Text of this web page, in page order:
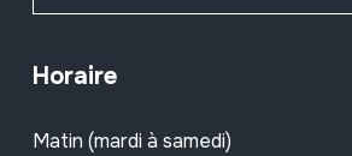
Horaire
Matin (mardi à samedi)